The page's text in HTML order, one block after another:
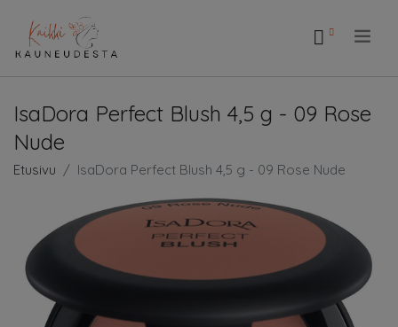
IsaDora Perfect Blush 4,5 g - 09 Rose
Nude
Etusivu IsaDora Perfect Blush 4,5 g - 09 Rose Nude